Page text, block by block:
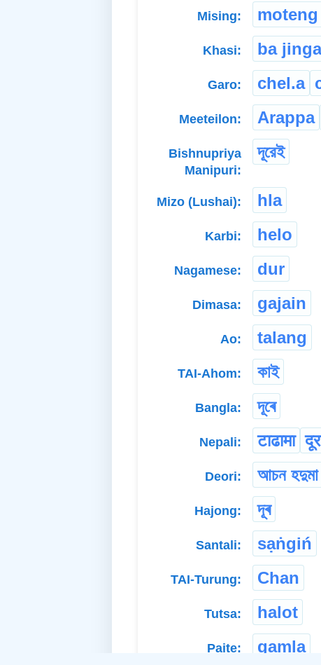
Mising: moteng
Khasi: ba
Garo: chel.a
Meeteilon: Arappa
Bishnupriya
Manipuri:
দূরেই
Mizo (Lushai): hla
Karbi: helo
Nagamese: dur
Dimasa: gajain
Ao: talang
TAI-Ahom: কাই
Bangla: দূৰে
Nepali: टाढामा दूर
Deori: আচন হদুমা
Hajong: দূৰ
Santali: sạṅgiń
TAI-Turung: Chan
Tutsa: halot
Paite: gamla